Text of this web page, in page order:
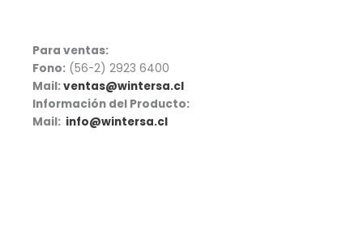
Para ventas:
Fono: (56-2) 2923 6400
Mail:ventas@wintersa.cl
Información del Producto:
Mail: info@wintersa.cl